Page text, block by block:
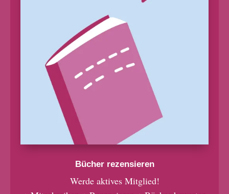
Bücher rezensieren
Werde aktives Mitglied!